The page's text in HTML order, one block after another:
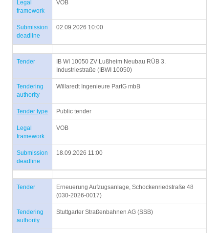
Legal
framework
VOB
Submission
deadline
02.09.2026 10:00
Tender
IB WI 10050 ZV Lußheim Neubau RÜB 3.
Industriestraße (IBWI 10050)
Tendering
authority
Willaredt Ingenieure PartG mbB
Tender type Public tender
Legal
framework
VOB
Submission
deadline
18.09.2026 11:00
Tender
Erneuerung Aufzugsanlage, Schockenriedstraße 48
(030-2026-0017)
Tendering
authority
Stuttgarter Straßenbahnen AG (SSB)